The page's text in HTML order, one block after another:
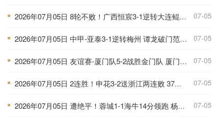
■ 2026年07月05日 8轮不败！广西恒宸3-1逆转大连鲲城 姆博双响拉普辛造两球+失点 07-05
■ 2026年07月05日 中甲-亚泰3-1逆转梅州 谭龙破门范厚泰造余炜廉乌龙 梅州仍旧垫底 07-05
■ 2026年07月05日 友谊赛-厦门队5-2战胜金门队 厦门队五人破门林世捷造王梓岩乌龙 07-05
■ 2026年07月05日 2连胜！申花3-2送浙江两连败 37岁吴曦双响拉唐点射 王钰栋破门 07-05
■ 2026年07月05日 遭绝平！蓉城1-1海牛14分领跑 杨明洋建功杨聪救主 海牛仍倒数第3 07-05